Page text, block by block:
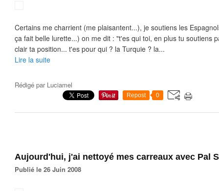
Certains me charrient (me plaisantent...), je soutiens les
ça fait belle lurette...) on me dit : "t'es qui toi, en plus tu soutiens
clair ta position... t'es pour qui ? la Turquie ? la...
Lire la suite
Rédigé par Luciamel
Repost 0
Aujourd'hui, j'ai nettoyé mes carreaux avec Pal
Publié le 26 Juin 2008